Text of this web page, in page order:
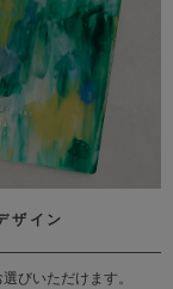
ザイン
びいただけます。